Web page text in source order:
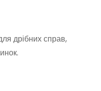
дрібних справ,